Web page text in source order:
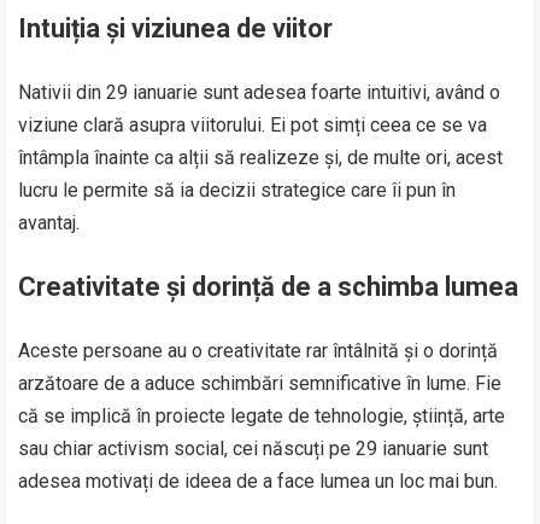
Intuiția și viziunea de viitor
Nativii din 29 ianuarie sunt adesea foarte intuitivi, având o
viziune clară asupra viitorului. Ei pot simți ceea ce se va
întâmpla înainte ca alții să realizeze și, de multe ori, acest
lucru le permite să ia decizii strategice care îi pun în
avantaj.
Creativitate și dorință de a schimba lumea
Aceste persoane au o creativitate rar întâlnită și o dorință
arzătoare de a aduce schimbări semnificative în lume. Fie
că se implică în proiecte legate de tehnologie, știință, arte
sau chiar activism social, cei născuți pe 29 ianuarie sunt
adesea motivați de ideea de a face lumea un loc mai bun.